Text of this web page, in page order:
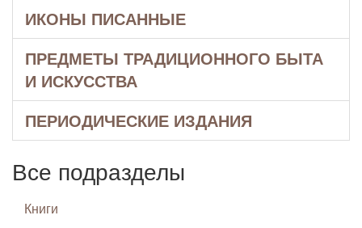
ИКОНЫ ПИСАННЫЕ
ПРЕДМЕТЫ ТРАДИЦИОННОГО БЫТА
И ИСКУССТВА
ПЕРИОДИЧЕСКИЕ ИЗДАНИЯ
Все подразделы
Книги